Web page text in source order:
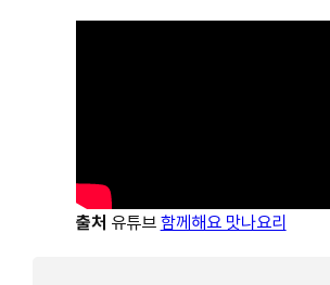
출처 유튜브함께해요 맛나요리